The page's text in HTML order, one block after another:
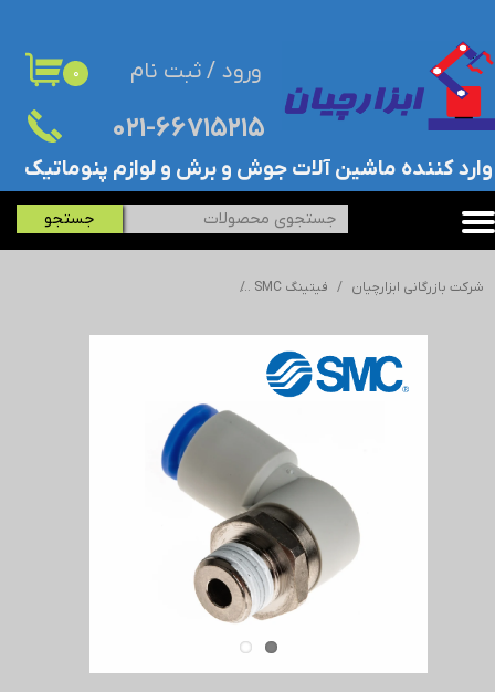
۰۲۱-۶۶۷۱۵۲۱۵​​​​​​​
جستجو
۰
​وارد کننده ماشین آلات جوش و برش و لوازم پنوماتیک
ورود / ثبت نام
حساب کاربری من
تغییر گذر واژه
خروج از حساب کاربری
شرکت بازرگانی ابزارچیان فیتینگ SMC